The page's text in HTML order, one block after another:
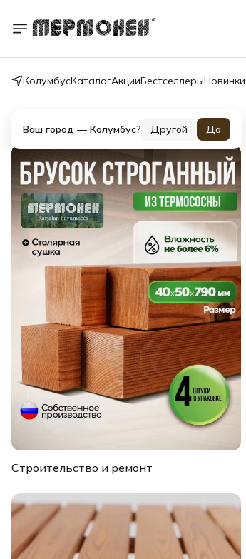
КолумбусКаталогАкцииБестселлерыНовинки
Каталог
Строительство и ремонт
Ваш город —Колумбус? Другой Да